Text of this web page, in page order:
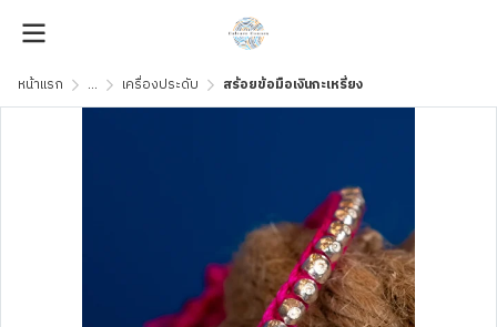
หน้าแรก ... เครื่องประดับ สร้อยข้อมือเงินกะเหรี่ยง